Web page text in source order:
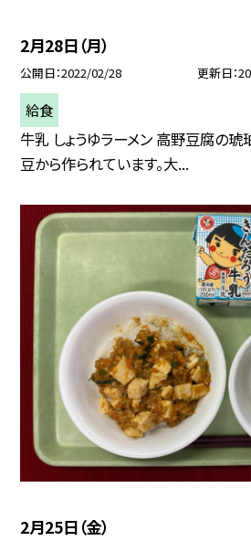
2月28日（月）
公開日 2022/02/28 更新日
給食
牛乳 しょうゆラーメン 高野豆腐の
豆から作られています。大...
2月25日（金）